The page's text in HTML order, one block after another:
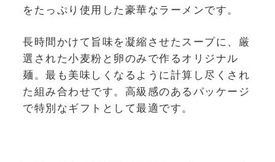
をたっぷり使用した豪華なラーメンです。
長時間かけて旨味を凝縮させたスープに、厳
選された小麦粉と卵のみで作るオリジナル
麺。最も美味しくなるように計算し尽くされ
た組み合わせです。高級感のあるパッケージ
で特別なギフトとして最適です。